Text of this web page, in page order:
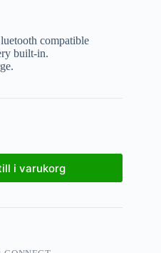
compatible
built-in.
i varukorg